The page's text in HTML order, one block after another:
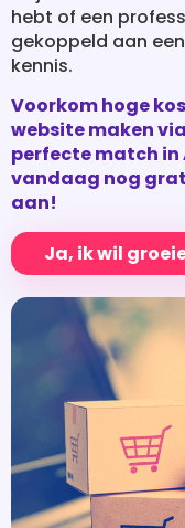
Voorkom hoge
website maken
perfecte match in
vandaag nog
aan!
Ja, ik wil